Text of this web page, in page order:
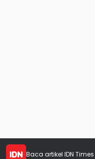
Baca artikel IDN Times